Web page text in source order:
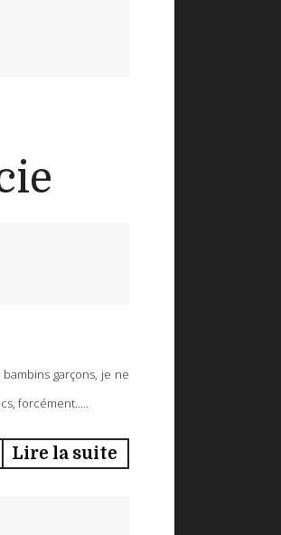
garçons, je ne
forcément.....
Lire la suite